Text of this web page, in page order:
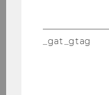
_gat_gtag